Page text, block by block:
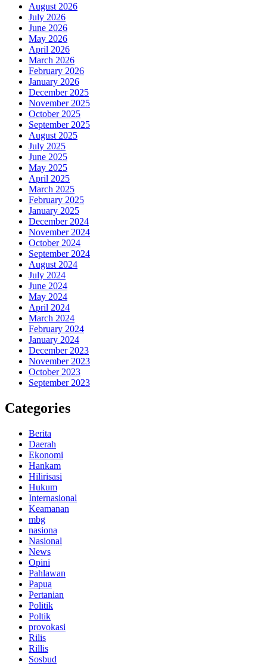
August 2026
July 2026
June 2026
May 2026
April 2026
March 2026
February 2026
January 2026
December 2025
November 2025
October 2025
September 2025
August 2025
July 2025
June 2025
May 2025
April 2025
March 2025
February 2025
January 2025
December 2024
November 2024
October 2024
September 2024
August 2024
July 2024
June 2024
May 2024
April 2024
March 2024
February 2024
January 2024
December 2023
November 2023
October 2023
September 2023
Categories
Berita
Daerah
Ekonomi
Hankam
Hilirisasi
Hukum
Internasional
Keamanan
mbg
nasiona
Nasional
News
Opini
Pahlawan
Papua
Pertanian
Politik
Poltik
provokasi
Rilis
Rillis
Sosbud